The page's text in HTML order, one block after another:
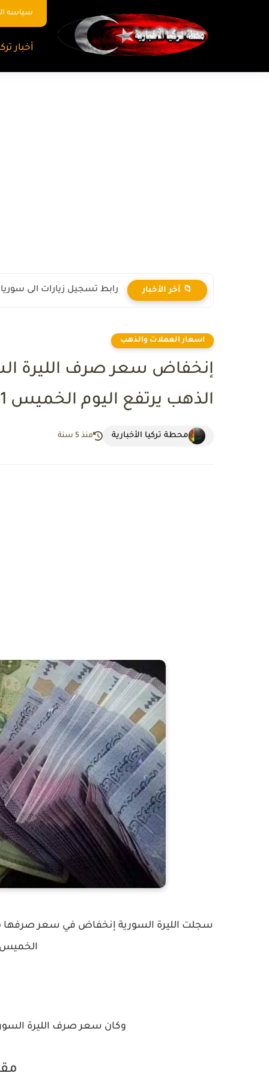
سياسه
أخبار
📁 آخر الأخبار رابط تسجيل زيارات الى سوريا 2025
اسعار العملات والذهب
إنخفاض سعر صرف الليرة
الذهب يرتفع اليوم الخميس 22/7/2021
محطة تركيا الأخبارية منذ 5 سنة
سجلت الليرة السورية إنخفاض في سعر صرفها
الخميس 22 يوليو/ تموز 2021.
وكان سعر صرف الليرة